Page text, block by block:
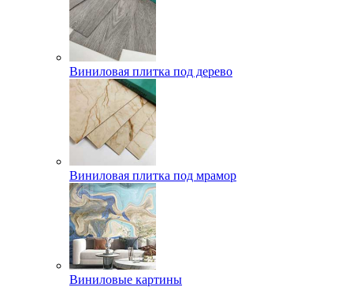
Виниловая плитка под дерево
Виниловая плитка под мрамор
Виниловые картины